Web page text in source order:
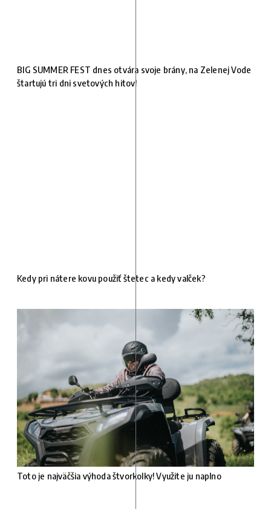
BIG SUMMER FEST dnes otvára svoje brány, na Zelenej Vode
štartujú tri dni svetových hitov!
Kedy pri nátere kovu použiť štetec a kedy valček?
Toto je najväčšia výhoda štvorkolky! Využite ju naplno